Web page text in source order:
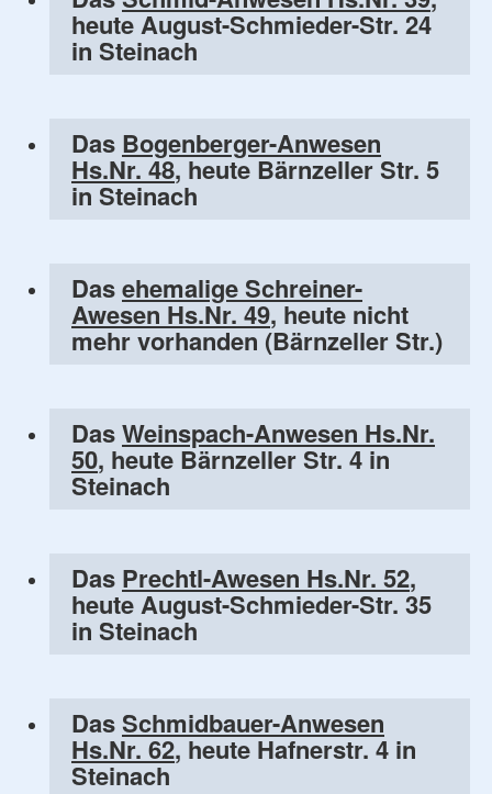
heute August-Schmieder-Str. 24
in Steinach
Das Bogenberger-Anwesen
Hs.Nr. 48, heute Bärnzeller Str. 5
in Steinach
Dasehemalige Schreiner-
Awesen Hs.Nr. 49, heute nicht
mehr vorhanden (Bärnzeller Str.)
DasWeinspach-Anwesen Hs.Nr.
50, heute Bärnzeller Str. 4 in
Steinach
Das Prechtl-Awesen Hs.Nr. 52,
heute August-Schmieder-Str. 35
in Steinach
DasSchmidbauer-Anwesen
Hs.Nr. 62, heute Hafnerstr. 4 in
Steinach